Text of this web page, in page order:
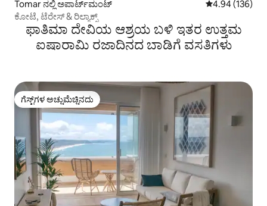
Tomar ನಲ್ಲಿ ಅಪಾರ್ಟ್‌ಮಂಟ್ 5 ರಲ್ಲಿ 4.94
4.94 (136)
ಕೋಟೆ, ಟೆರೇಸ್ & ರಿಲ್ಯಾಕ್ಸ್
ಫಾತಿಮಾ ದೇವಿಯ ಆಶ್ರಯ ಬಳಿ ಇತರ ಉತ್ತಮ
ಐಷಾರಾಮಿ ರಜಾದಿನದ ಬಾಡಿಗೆ ವಸತಿಗಳು
ಗೆಸ್ಟ್‌ಗಳ ಅಚ್ಚುಮೆಚ್ಚಿನದು
ಗೆಸ್ಟ್‌ಗಳ ಅಚ್ಚುಮೆಚ್ಚಿನದು